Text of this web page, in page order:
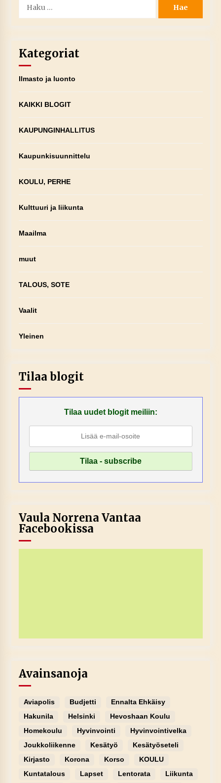
Kategoriat
Ilmasto ja luonto
KAIKKI BLOGIT
KAUPUNGINHALLITUS
Kaupunkisuunnittelu
KOULU, PERHE
Kulttuuri ja liikunta
Maailma
muut
TALOUS, SOTE
Vaalit
Yleinen
Tilaa blogit
Tilaa uudet blogit meiliin:
Vaula Norrena Vantaa
Facebookissa
Avainsanoja
Aviapolis Budjetti
Ennalta Ehkäisy
Hakunila
Helsinki
Hevoshaan Koulu
Homekoulu
Hyvinvointi
Hyvinvointivelka
Joukkoliikenne
Kesätyö
Kesätyöseteli
Kirjasto
Korona Korso
KOULU
Kuntatalous
Lapset Lentorata
Liikunta